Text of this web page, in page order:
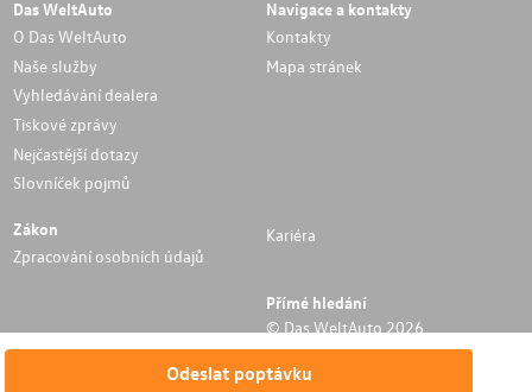
Odeslat poptávku
Das WeltAuto
O Das WeltAuto
Naše služby
Vyhledávání dealera
Tiskové zprávy
Nejčastější dotazy
Slovníček pojmů
Navigace a kontakty
Kontakty
Mapa stránek
Zákon
Zpracování osobních údajů
Kariéra
Přímé hledání
© Das WeltAuto 2026